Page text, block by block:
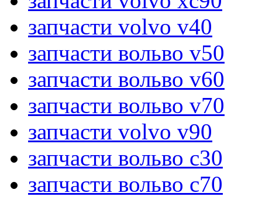
запчасти volvo v40
запчасти вольво v50
запчасти вольво v60
запчасти вольво v70
запчасти volvo v90
запчасти вольво c30
запчасти вольво c70